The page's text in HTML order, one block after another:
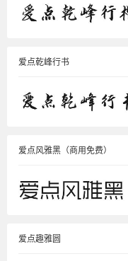
爱点乾峰行书
爱点风雅黑（商用免费）
爱点趣雅圆